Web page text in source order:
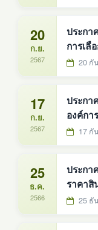
20
ก.ย.
2567
ประกา
การเลื
ตำบล
20 กั
17
ก.ย.
2567
ประกา
องค์กา
หม้อทองใต้ อำเภอบ้
17 กั
25
ธ.ค.
2566
ประกา
ราคาสิ
ฉบับที่
25 ธั